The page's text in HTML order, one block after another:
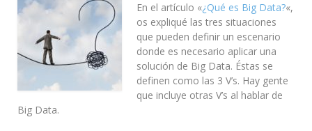
En el artículo «¿Qué es Big Data?«,
os expliqué las tres situaciones
que pueden definir un escenario
donde es necesario aplicar una
solución de Big Data. Éstas se
definen como las 3 V’s. Hay gente
que incluye otras V’s al hablar de
Big Data.